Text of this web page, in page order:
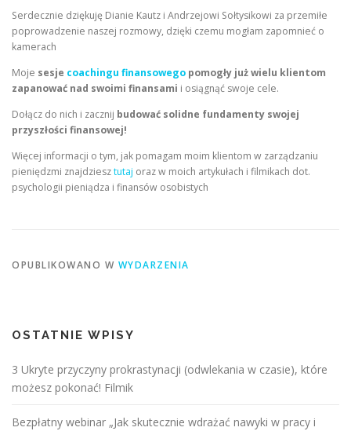
Serdecznie dziękuję Dianie Kautz i Andrzejowi Sołtysikowi za przemiłe
poprowadzenie naszej rozmowy, dzięki czemu mogłam zapomnieć o
kamerach
Moje sesje coachingu finansowego pomogły już wielu klientom
zapanować nad swoimi finansami i osiągnąć swoje cele.
Dołącz do nich i zacznij budować solidne fundamenty swojej
przyszłości finansowej!
Więcej informacji o tym, jak pomagam moim klientom w zarządzaniu
pieniędzmi znajdziesztutaj oraz w moich artykułach i filmikach dot.
psychologii pieniądza i finansów osobistych
OPUBLIKOWANO W WYDARZENIA
OSTATNIE WPISY
3 Ukryte przyczyny prokrastynacji (odwlekania w czasie), które
możesz pokonać! Filmik
Bezpłatny webinar „Jak skutecznie wdrażać nawyki w pracy i